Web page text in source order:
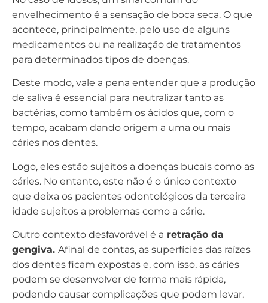
envelhecimento é a sensação de boca seca. O que
acontece, principalmente, pelo uso de alguns
medicamentos ou na realização de tratamentos
para determinados tipos de doenças.
Deste modo, vale a pena entender que a produção
de saliva é essencial para neutralizar tanto as
bactérias, como também os ácidos que, com o
tempo, acabam dando origem a uma ou mais
cáries nos dentes.
Logo, eles estão sujeitos a doenças bucais como as
cáries. No entanto, este não é o único contexto
que deixa os pacientes odontológicos da terceira
idade sujeitos a problemas como a cárie.
Outro contexto desfavorável é a retração da
gengiva. Afinal de contas, as superfícies das raízes
dos dentes ficam expostas e, com isso, as cáries
podem se desenvolver de forma mais rápida,
podendo causar complicações que podem levar,